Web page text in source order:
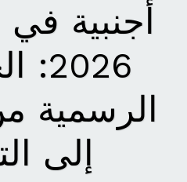
أجنبية في
الرسمية
إلى